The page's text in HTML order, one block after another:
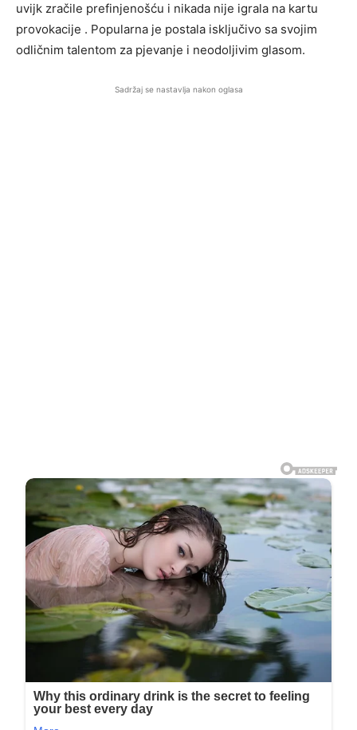
uvijk zračile prefinjenošću i nikada nije igrala na kartu
provokacije . Popularna je postala isključivo sa svojim
odličnim talentom za pjevanje i neodoljivim glasom.
Sadržaj se nastavlja nakon oglasa